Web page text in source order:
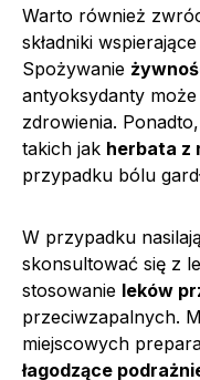
Warto również
składniki
Spożywanie
antyoksydanty
zdrowienia.
takich jak herbata z
przypadku bólu
W przypadku
skonsultować się z
stosowanie leków
przeciwzapalnych.
miejscowych
łagodzące